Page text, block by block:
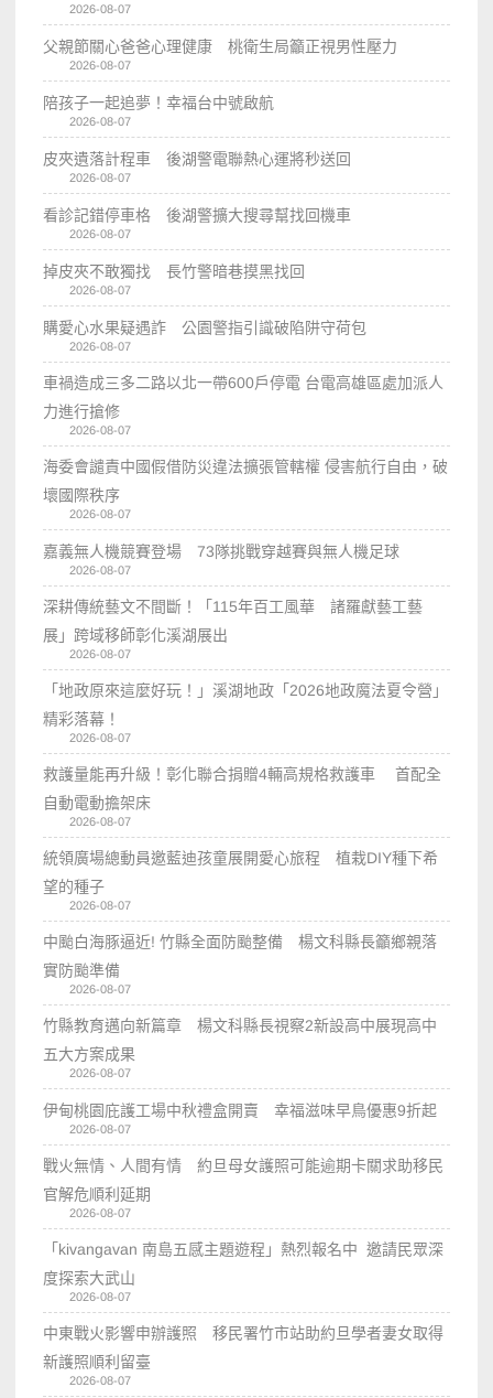
2026-08-07
父親節關心爸爸心理健康 桃衛生局籲正視男性壓力
2026-08-07
陪孩子一起追夢！幸福台中號啟航
2026-08-07
皮夾遺落計程車 後湖警電聯熱心運將秒送回
2026-08-07
看診記錯停車格 後湖警擴大搜尋幫找回機車
2026-08-07
掉皮夾不敢獨找 長竹警暗巷摸黑找回
2026-08-07
購愛心水果疑遇詐 公園警指引識破陷阱守荷包
2026-08-07
車禍造成三多二路以北一帶600戶停電 台電高雄區處加派人
力進行搶修
2026-08-07
海委會譴責中國假借防災違法擴張管轄權 侵害航行自由，破
壞國際秩序
2026-08-07
嘉義無人機競賽登場 73隊挑戰穿越賽與無人機足球
2026-08-07
深耕傳統藝文不間斷！「115年百工風華 諸羅獻藝工藝
展」跨域移師彰化溪湖展出
2026-08-07
「地政原來這麼好玩！」溪湖地政「2026地政魔法夏令營」
精彩落幕！
2026-08-07
救護量能再升級！彰化聯合捐贈4輛高規格救護車 首配全
自動電動擔架床
2026-08-07
統領廣場總動員邀藍迪孩童展開愛心旅程 植栽DIY種下希
望的種子
2026-08-07
中颱白海豚逼近! 竹縣全面防颱整備 楊文科縣長籲鄉親落
實防颱準備
2026-08-07
竹縣教育邁向新篇章 楊文科縣長視察2新設高中展現高中
五大方案成果
2026-08-07
伊甸桃園庇護工場中秋禮盒開賣 幸福滋味早鳥優惠9折起
2026-08-07
戰火無情、人間有情 約旦母女護照可能逾期卡關求助移民
官解危順利延期
2026-08-07
「kivangavan 南島五感主題遊程」熱烈報名中 邀請民眾深
度探索大武山
2026-08-07
中東戰火影響申辦護照 移民署竹市站助約旦學者妻女取得
新護照順利留臺
2026-08-07